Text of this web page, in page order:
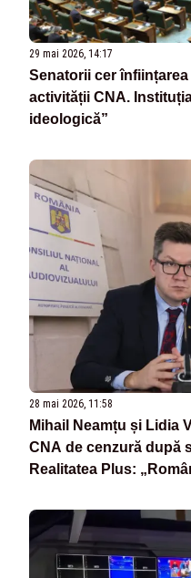
29 mai 2026, 14:17
Senatorii cer
activității CNA.
ideologică”
28 mai 2026, 11:58
Mihail Neamțu și Lidia
CNA de cenzură după
Realitatea Plus: